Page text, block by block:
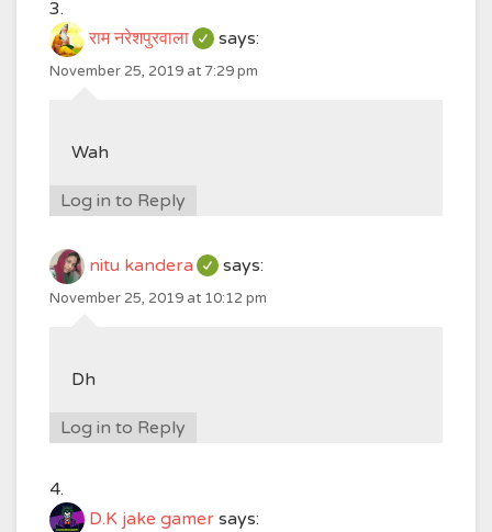
राम नरेशपुरवाला says:
November 25, 2019 at 7:29 pm
Wah
Log in to Reply
nitu kandera says:
November 25, 2019 at 10:12 pm
Dh
Log in to Reply
D.K jake gamer says: